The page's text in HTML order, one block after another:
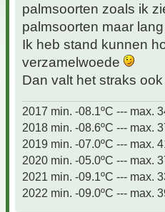
palmsoorten zoals ik
palmsoorten maar
Ik heb stand kunnen
verzamelwoede
Dan valt het straks
2017 min. -08.1ºC --- max.
2018 min. -08.6ºC --- max.
2019 min. -07.0ºC --- max.
2020 min. -05.0ºC --- max.
2021 min. -09.1ºC --- max.
2022 min. -09.0ºC --- max.